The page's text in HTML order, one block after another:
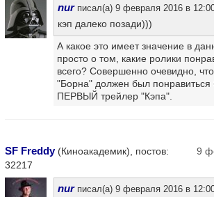
nurписал(а) 9 февраля 2016 в
кэп далеко позади)))
А какое это имеет значение в
просто о том, какие ролики
всего? Совершенно очевидно,
"Борна" должен был
ПЕРВЫЙ трейлер "Кэпа".
SF Freddy(Киноакадемик), постов:
32217
9
nurписал(а) 9 февраля 2016 в